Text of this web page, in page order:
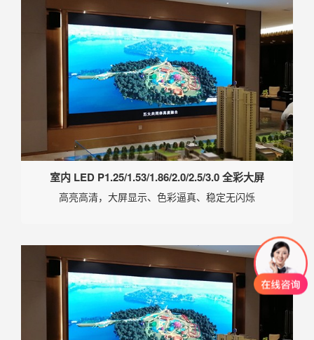
室内 LED P1.25/1.53/1.86/2.0/2.5/3.0 全彩大屏
高亮高清，大屏显示、色彩逼真、稳定无闪烁